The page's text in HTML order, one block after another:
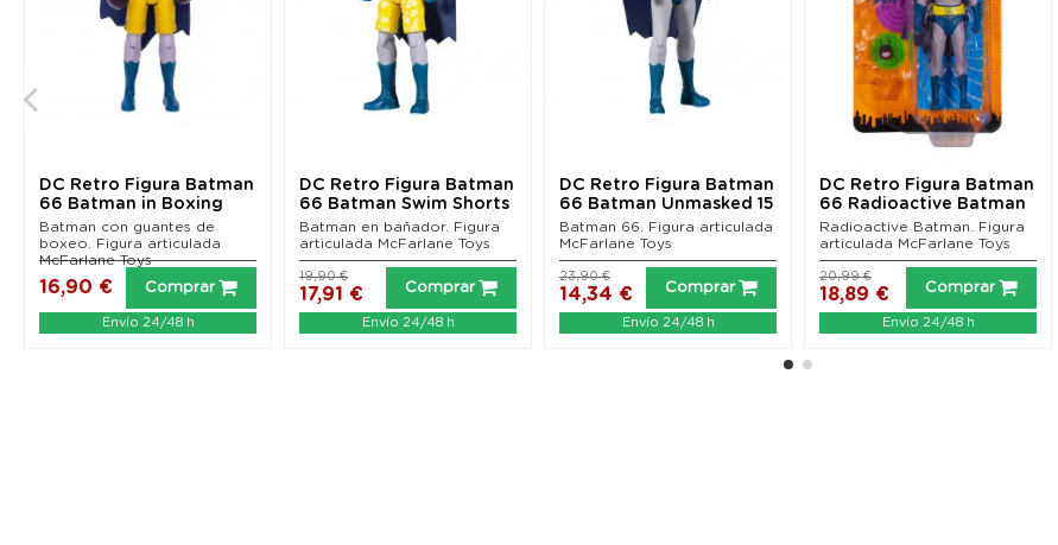
DC Retro Figura Batman
66 Batman in Boxing
Gloves 15 cm
Batman con guantes de
boxeo. Figura articulada
McFarlane Toys
16,90 € Comprar
Envío 24/48 h
DC Retro Figura Batman
66 Batman Swim Shorts
15 cm
Batman en bañador. Figura
articulada McFarlane Toys
17,91 €
19,90 €
Comprar
Envío 24/48 h
DC Retro Figura Batman
66 Batman Unmasked 15
cm
Batman 66. Figura articulada
McFarlane Toys
14,34 €
23,90 €
Comprar
Envío 24/48 h
DC Retro Figura Batman
66 Radioactive Batman
15 cm
Radioactive Batman. Figura
articulada McFarlane Toys
18,89 €
20,99 €
Comprar
Envío 24/48 h